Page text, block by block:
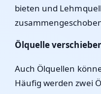
bieten und
Ölquelle
Auch Ölquellen
Häufig werden zwei